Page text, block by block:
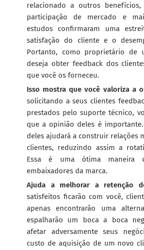
relacionado a outros
participação de mercado e
estudos confirmaram uma
satisfação do cliente e o
Portanto, como proprietário de
deseja obter feedback dos
que você os forneceu.
Isso mostra que você valoriza a
solicitando a seus clientes
prestados pelo suporte técnico,
que a opinião deles é
deles ajudará a construir relações
clientes, reduzindo assim a
Essa é uma ótima maneira
embaixadores da marca.
Ajuda a melhorar a retenção
satisfeitos ficarão com você,
apenas encontrarão uma
espalharão um boca a boca
afetar adversamente seus
custo de aquisição de um novo